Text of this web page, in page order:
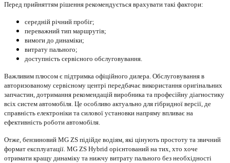
Перед прийняттям рішення рекомендується врахувати такі фактори:
середній річний пробіг;
переважний тип маршрутів;
вимоги до динаміки;
витрату пального;
доступність сервісного обслуговування.
Важливим плюсом є підтримка офіційного дилера. Обслуговування в
авторизованому сервісному центрі передбачає використання оригінальних
запчастин, дотримання рекомендацій виробника та професійну діагностику
всіх систем автомобіля. Це особливо актуально для гібридної версії, де
справність електроніки та силової установки напряму впливає на
ефективність роботи автомобіля.
Отже, бензиновий MG ZS підійде водіям, які цінують простоту та звичний
формат експлуатації. MG ZS Hybrid орієнтований на тих, хто хоче
отримати кращу динаміку та нижчу витрату пального без необхідності